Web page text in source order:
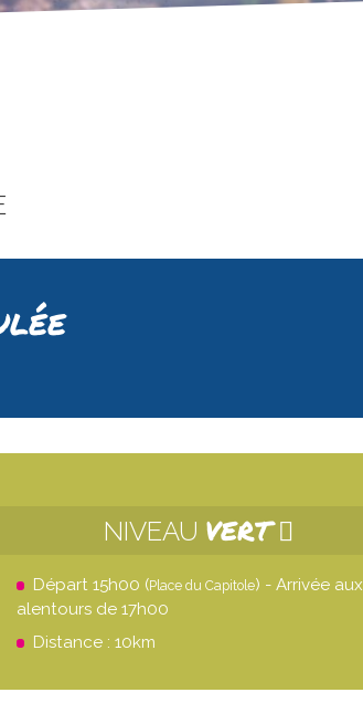
NIVEAU VERT
Départ 15h00 (Place du Capitole) - Arrivée aux
alentours de 17h00
Distance : 10km